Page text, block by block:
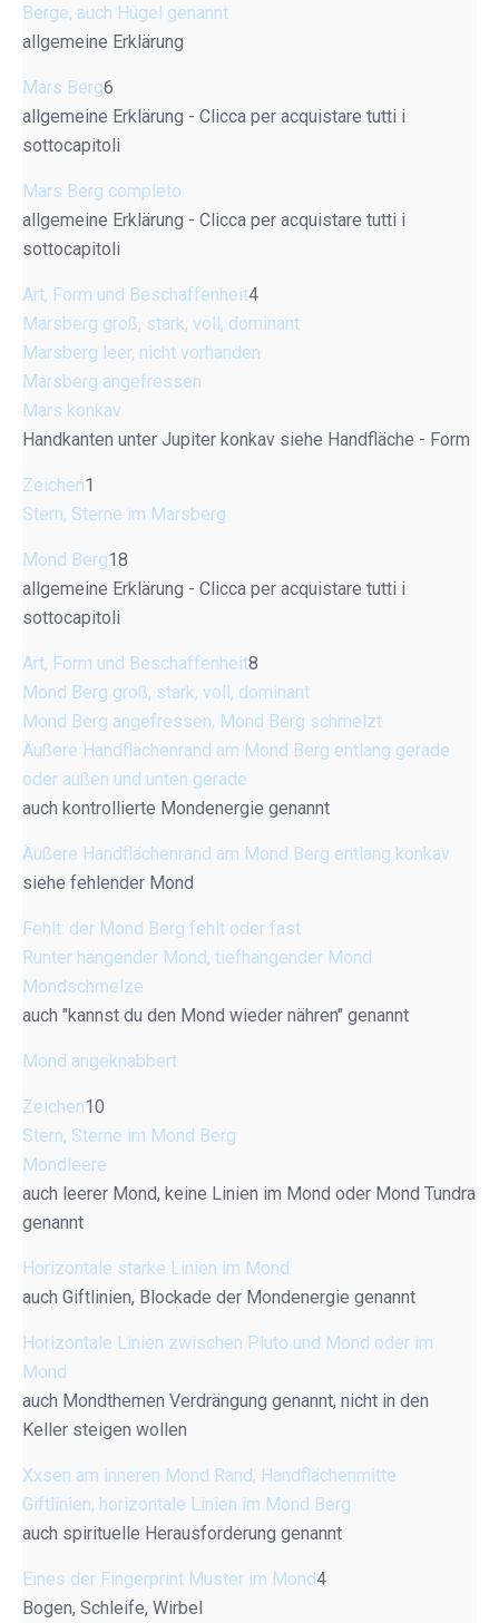
Berge, auch Hügel genannt
allgemeine Erklärung
Mars Berg6
allgemeine Erklärung - Clicca per acquistare tutti i
sottocapitoli
Mars Berg completo
allgemeine Erklärung - Clicca per acquistare tutti i
sottocapitoli
Art, Form und Beschaffenheit4
Marsberg groß, stark, voll, dominant
Marsberg leer, nicht vorhanden
Marsberg angefressen
Mars konkav
Handkanten unter Jupiter konkav siehe Handfläche - Form
Zeichen1
Stern, Sterne im Marsberg
Mond Berg18
allgemeine Erklärung - Clicca per acquistare tutti i
sottocapitoli
Art, Form und Beschaffenheit8
Mond Berg groß, stark, voll, dominant
Mond Berg angefressen, Mond Berg schmelzt
Äußere Handflächenrand am Mond Berg entlang gerade
oder außen und unten gerade
auch kontrollierte Mondenergie genannt
Äußere Handflächenrand am Mond Berg entlang konkav
siehe fehlender Mond
Fehlt: der Mond Berg fehlt oder fast
Runter hängender Mond, tiefhängender Mond
Mondschmelze
auch "kannst du den Mond wieder nähren" genannt
Mond angeknabbert
Zeichen10
Stern, Sterne im Mond Berg
Mondleere
auch leerer Mond, keine Linien im Mond oder Mond Tundra
genannt
Horizontale starke Linien im Mond
auch Giftlinien, Blockade der Mondenergie genannt
Horizontale Linien zwischen Pluto und Mond oder im
Mond
auch Mondthemen Verdrängung genannt, nicht in den
Keller steigen wollen
Xxsen am inneren Mond Rand, Handflächenmitte
Giftlinien, horizontale Linien im Mond Berg
auch spirituelle Herausforderung genannt
Eines der Fingerprint Muster im Mond4
Bogen, Schleife, Wirbel